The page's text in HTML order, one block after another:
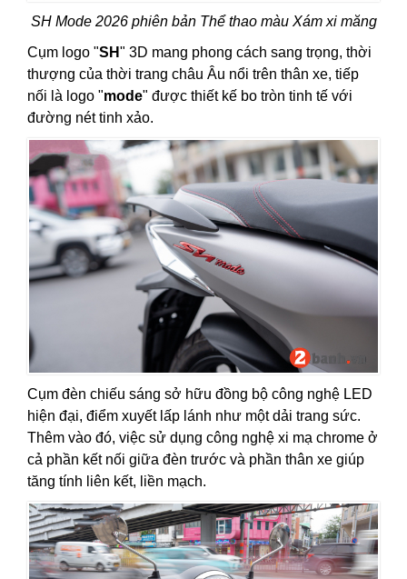
SH Mode 2026 phiên bản Thể thao màu Xám xi măng
Cụm logo "SH" 3D mang phong cách sang trọng, thời
thượng của thời trang châu Âu nổi trên thân xe, tiếp
nối là logo "mode" được thiết kế bo tròn tinh tế với
đường nét tinh xảo.
Cụm đèn chiếu sáng sở hữu đồng bộ công nghệ LED
hiện đại, điểm xuyết lấp lánh như một dải trang sức.
Thêm vào đó, việc sử dụng công nghệ xi mạ chrome ở
cả phần kết nối giữa đèn trước và phần thân xe giúp
tăng tính liên kết, liền mạch.